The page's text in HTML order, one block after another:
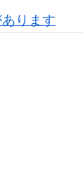
ります